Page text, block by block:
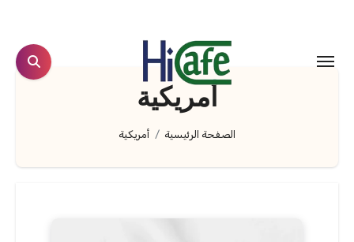
المحتوى
أمريكية
الصفحة الرئيسية أمريكية